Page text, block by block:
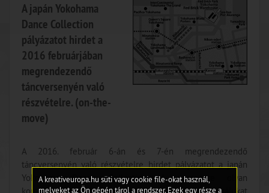
A japán Yokohama
Dance Collection
pályázatot hirdet a
2016 februárjában
megrendezendő
táncversenyén való
részvételre. (on-the-
move)
A 2016. február 6-án és 7-én megrendezendő
táncversenyén való részvételre hirdet pályázatot a japán
Yokohama Dance Collection. A versenyre olyan
A kreativeuropa.hu süti vagy cookie file-okat használ,
melyeket az Ön gépén tárol a rendszer. Ezek egy része a